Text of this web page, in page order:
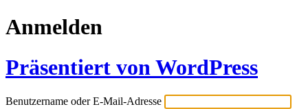
Anmelden
Präsentiert von WordPress
Benutzername oder E-Mail-Adresse